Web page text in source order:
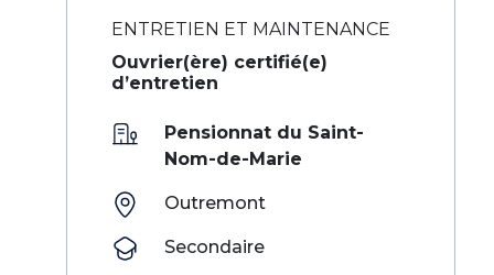
ENTRETIEN ET MAINTENANCE
Ouvrier(ère) certifié(e)
d’entretien
Pensionnat du Saint-
Nom-de-Marie
Outremont
Secondaire